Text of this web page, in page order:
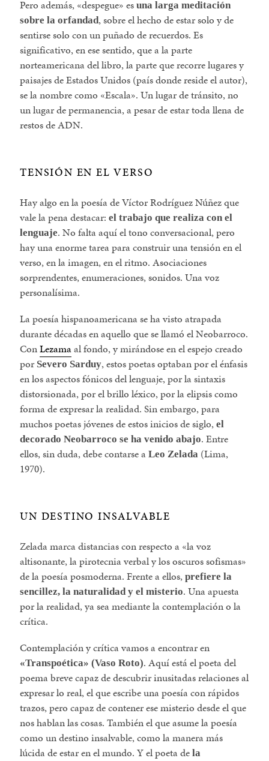
Pero además, «despegue» esuna larga meditación
sobre la orfandad, sobre el hecho de estar solo y de
sentirse solo con un puñado de recuerdos. Es
significativo, en ese sentido, que a la parte
norteamericana del libro, la parte que recorre lugares y
paisajes de Estados Unidos (país donde reside el autor),
se la nombre como «Escala». Un lugar de tránsito, no
un lugar de permanencia, a pesar de estar toda llena de
restos de ADN.
TENSIÓN EN EL VERSO
Hay algo en la poesía de Víctor Rodríguez Núñez que
vale la pena destacar:el trabajo que realiza con el
lenguaje. No falta aquí el tono conversacional, pero
hay una enorme tarea para construir una tensión en el
verso, en la imagen, en el ritmo. Asociaciones
sorprendentes, enumeraciones, sonidos. Una voz
personalísima.
La poesía hispanoamericana se ha visto atrapada
durante décadas en aquello que se llamó el Neobarroco.
ConLezamaal fondo, y mirándose en el espejo creado
por Severo Sarduy, estos poetas optaban por el énfasis
en los aspectos fónicos del lenguaje, por la sintaxis
distorsionada, por el brillo léxico, por la elipsis como
forma de expresar la realidad. Sin embargo, para
muchos poetas jóvenes de estos inicios de siglo,el
decorado Neobarroco se ha venido abajo. Entre
ellos, sin duda, debe contarse aLeo Zelada (Lima,
1970).
UN DESTINO INSALVABLE
Zelada marca distancias con respecto a «la voz
altisonante, la pirotecnia verbal y los oscuros sofismas»
de la poesía posmoderna. Frente a ellos,prefiere la
sencillez, la naturalidad y el misterio. Una apuesta
por la realidad, ya sea mediante la contemplación o la
crítica.
Contemplación y crítica vamos a encontrar en
«Transpoética» (Vaso Roto). Aquí está el poeta del
poema breve capaz de descubrir inusitadas relaciones al
expresar lo real, el que escribe una poesía con rápidos
trazos, pero capaz de contener ese misterio desde el que
nos hablan las cosas. También el que asume la poesía
como un destino insalvable, como la manera más
lúcida de estar en el mundo. Y el poeta dela